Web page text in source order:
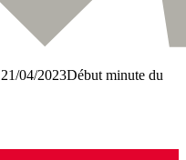
04/2023Début minute du